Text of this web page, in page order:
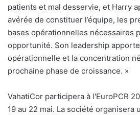
patients et mal desservie, et Harry
avérée de constituer l’équipe, les
bases opérationnelles nécessaires
opportunité. Son leadership
opérationnelle et la concentration
prochaine phase de croissance. »
VahatiCor participera à l'EuroPCR
19 au 22 mai. La société organisera